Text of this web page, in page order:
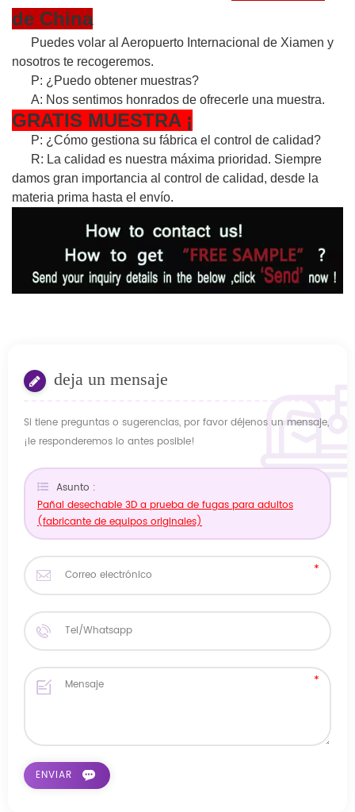
de China
Puedes volar al Aeropuerto Internacional de Xiamen y
nosotros te recogeremos.
P: ¿Puedo obtener muestras?
A: Nos sentimos honrados de ofrecerle una muestra.
GRATIS MUESTRA ¡
P: ¿Cómo gestiona su fábrica el control de calidad?
R: La calidad es nuestra máxima prioridad. Siempre
damos gran importancia al control de calidad, desde la
materia prima hasta el envío.
deja un mensaje
Si tiene preguntas o sugerencias, por favor déjenos un mensaje,
¡le responderemos lo antes posible!
Asunto :
Pañal desechable 3D a prueba de fugas para adultos
(fabricante de equipos originales)